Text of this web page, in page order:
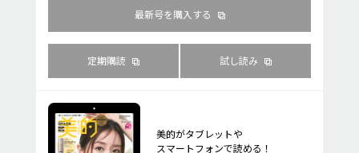
最新号を購入する
定期購読 試し読み
美的がタブレットや
スマートフォンで読める！